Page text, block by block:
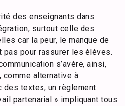
des enseignants dans
surtout celle des
car la peur, le manque de
pas pour rassurer les élèves.
s’avère, ainsi,
comme alternative à
des textes, un règlement
partenarial » impliquant tous